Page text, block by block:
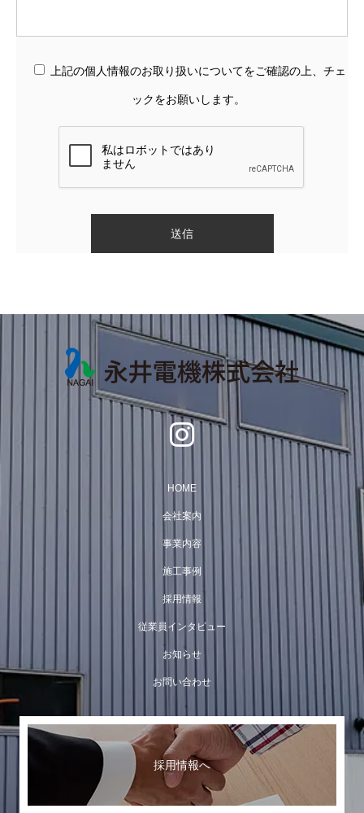
的のため、その範囲内においてのみ、個人情報
を収集・利用いたします。当社による個人情報
の収集・利用は、お客様の自発的な提供による
ものであり、お客様が個人情報を提供された場
合は、当社が本方針に則って個人情報を利用す
ることをお客様が許諾したものとします。
・業務遂行上で必要となる当社からの問い合わ
せ、確認、およびアンケート
当社は、法令に基づく場合等正当な理由によら
ない限り、事前に本人の同意を得ることなく、
個人情報を第三者に開示・提供することはあり
ません。（一部の業務委託先を除く）
当社は、お客様へ商品やサービスを提供する等
の業務遂行上、個人情報の一部を外部の委託先
へ提供する場合があります。その場合、業務委
託先が適切に個人情報を取り扱うように管理い
（個人情報の管理）
するために、個人情報保護管理責任者を設置
し、十分な安全保護に努め、また、個人情報を
正確に、また最新なものに保つよう、お預かり
上記の個人情報のお取り扱いについてをご確認の上、チェ
ックをお願いします。
HOME
会社案内
事業内容
施工事例
採用情報
従業員インタビュー
お知らせ
お問い合わせ
採用情報へ